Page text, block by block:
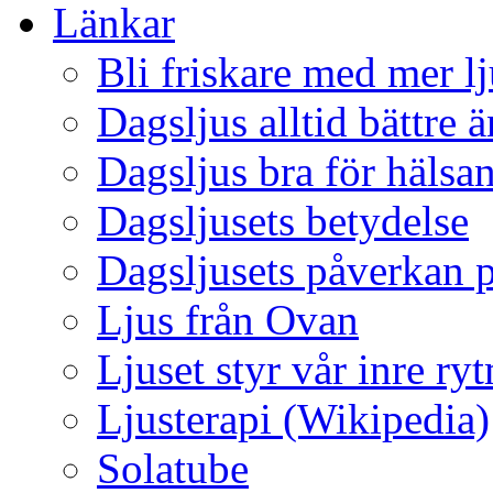
Länkar
Bli friskare med mer
Dagsljus alltid bättre
Dagsljus bra för
Dagsljusets betydelse
Dagsljusets påverkan
Ljus från Ovan
Ljuset styr vår inre
Ljusterapi (Wikipedia)
Solatube